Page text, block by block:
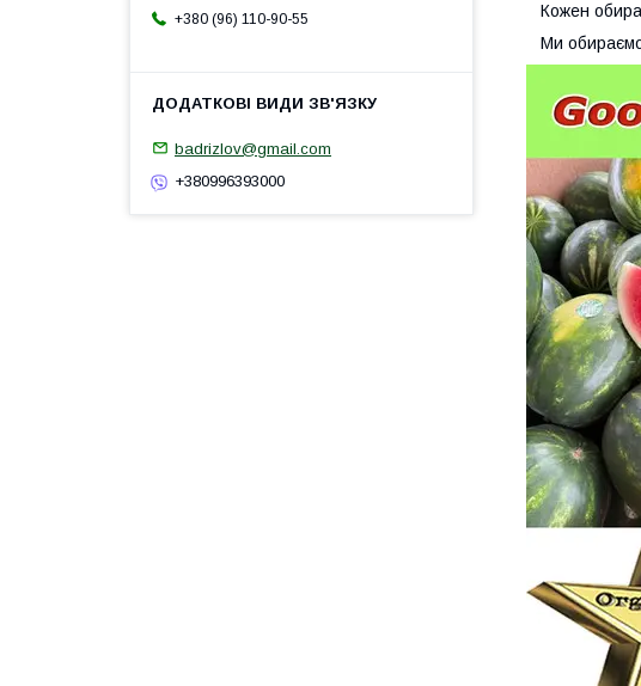
Кожен
Ми обираємо
+380 (96) 110-90-55
badrizlov@gmail.com
+380996393000